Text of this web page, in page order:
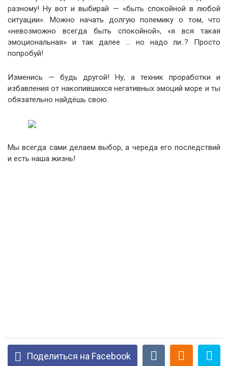
разному! Ну вот и выбирай — «быть спокойной в любой
ситуации». Можно начать долгую полемику о том, что
«невозможно всегда быть спокойной», «я вся такая
эмоциональная» и так далее … но надо ли..? Просто
попробуй!
Изменись — будь другой! Ну, а техник проработки и
избавления от накопившихся негативных эмоций море и ты
обязательно найдёшь свою.
Мы всегда сами делаем выбор, а череда его последствий
и есть наша жизнь!
Поделиться на Facebook